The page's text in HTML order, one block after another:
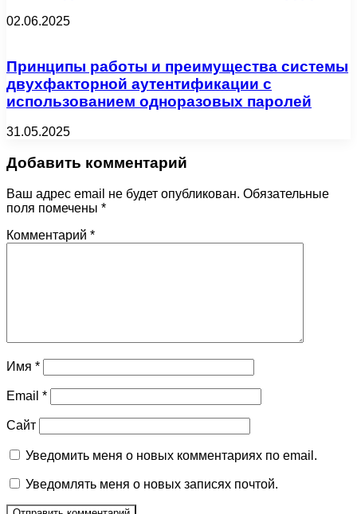
02.06.2025
Принципы работы и преимущества системы
двухфакторной аутентификации с
использованием одноразовых паролей
31.05.2025
Добавить комментарий
Ваш адрес email не будет опубликован. Обязательные
поля помечены *
Комментарий *
Имя *
Email *
Сайт
Уведомить меня о новых комментариях по email.
Уведомлять меня о новых записях почтой.